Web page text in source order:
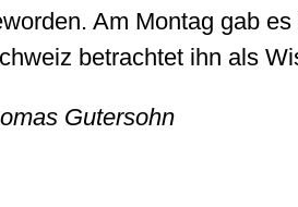
Am Montag gab es
betrachtet ihn als
Gutersohn